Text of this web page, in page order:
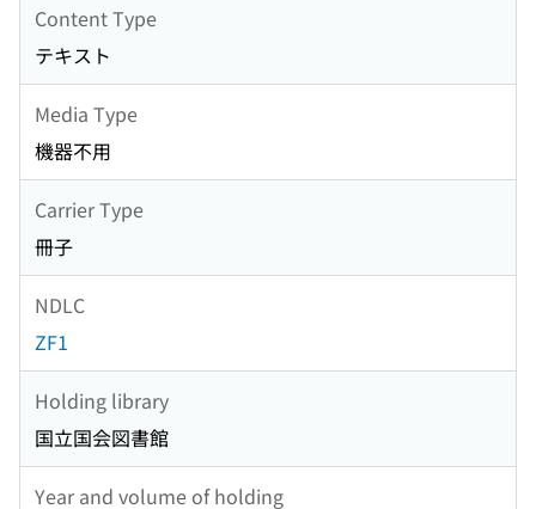
Content Type
テキスト
Media Type
機器不用
Carrier Type
冊子
NDLC
ZF1
Holding library
国立国会図書館
Year and volume of holding